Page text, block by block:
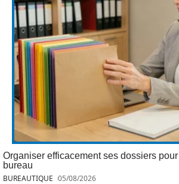
Organiser efficacement ses dossiers
bureau
BUREAUTIQUE 05/08/2026